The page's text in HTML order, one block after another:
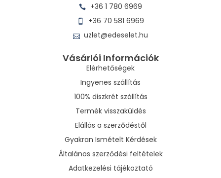
+36 1 780 6969
+36 70 581 6969
uzlet@edeselet.hu
Vásárlói Információk
Elérhetőségek
Ingyenes szállítás
100% diszkrét szállítás
Termék visszaküldés
Elállás a szerződéstől
Gyakran Ismételt Kérdések
Általános szerződési feltételek
Adatkezelési tájékoztató